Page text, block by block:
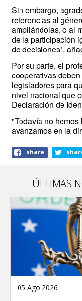
Sin embargo,
referencias al
ampliándolas, o al
de la participación
de decisiones",
Por su parte, el
cooperativas
legisladores para
nivel nacional que
Declaración de
"Todavía no hemos
avanzamos en la
Shareshare
ÚLTIMAS
05 Ago 2026